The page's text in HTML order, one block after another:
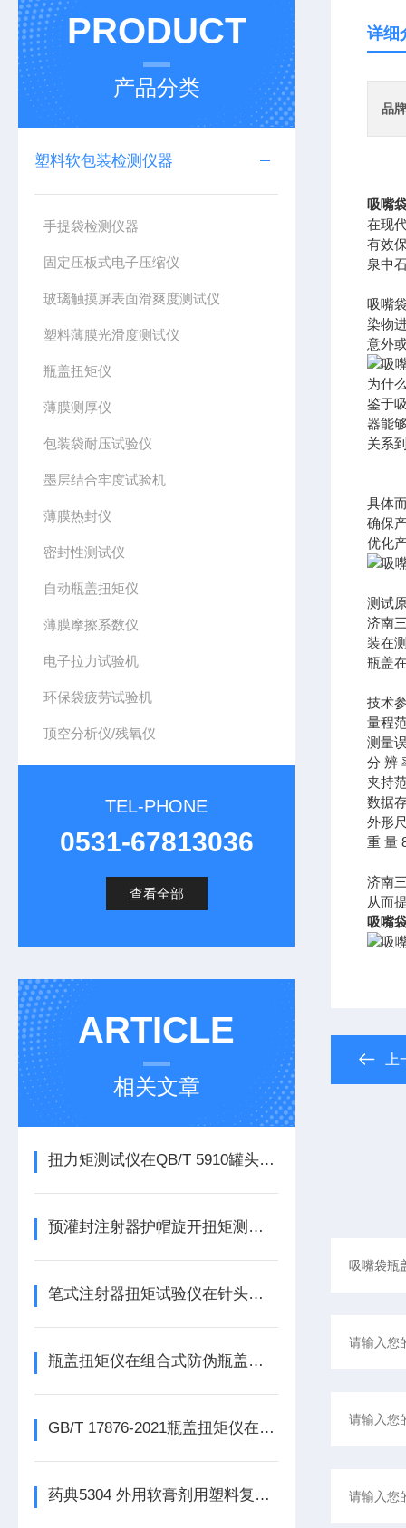
PRODUCT
产品分类
塑料软包装检测仪器
手提袋检测仪器
固定压板式电子压缩仪
玻璃触摸屏表面滑爽度测试仪
塑料薄膜光滑度测试仪
瓶盖扭矩仪
薄膜测厚仪
包装袋耐压试验仪
墨层结合牢度试验机
薄膜热封仪
密封性测试仪
自动瓶盖扭矩仪
薄膜摩擦系数仪
电子拉力试验机
环保袋疲劳试验机
顶空分析仪/残氧仪
TEL-PHONE
0531-67813036
查看全部
ARTICLE
相关文章
扭力矩测试仪在QB/T 5910罐头食品容器用螺纹旋开盖开启性测试中的应用方案
预灌封注射器护帽旋开扭矩测试仪的原理与应用方案
笔式注射器扭矩试验仪在针头适配性与扭矩性能检测中的应用方案
瓶盖扭矩仪在组合式防伪瓶盖质量控制中的解决方案
GB/T 17876-2021瓶盖扭矩仪在化妆品行业的应用
药典5304 外用软膏剂用塑料复合管检测项目有哪些
详细
品牌
吸嘴
在现
有效
泉中
吸嘴
染物
意外
为什
鉴于
器能
关系
具体
确保
优化
测试
济南
装在
瓶盖
技术
量程
测量
分 辨
夹持
数据
外形
重 量
济南
从而
吸嘴